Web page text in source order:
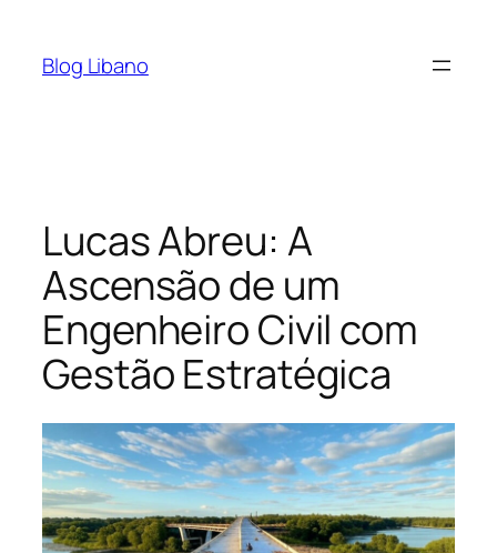
Blog Libano
Lucas Abreu: A
Ascensão de um
Engenheiro Civil com
Gestão Estratégica